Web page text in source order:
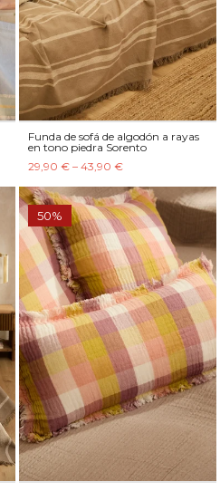
Funda de sofá de algodón a rayas
en tono piedra Sorento
29,90 € – 43,90 €
50%